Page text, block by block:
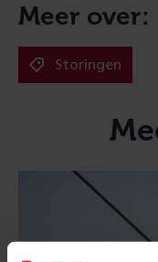
Meer over:
Storingen